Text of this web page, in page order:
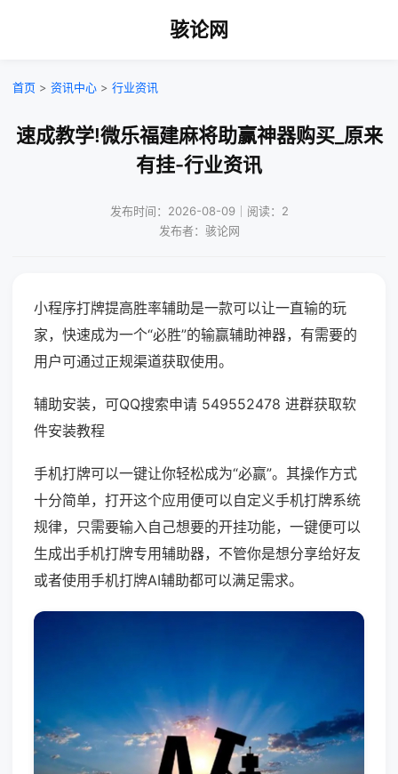
骇论网
首页 > 资讯中心 > 行业资讯
速成教学!微乐福建麻将助赢神器购买_原来
有挂-行业资讯
发布时间：2026-08-09｜阅读：2
发布者：骇论网
小程序打牌提高胜率辅助是一款可以让一直输的玩
家，快速成为一个“必胜”的输赢辅助神器，有需要的
用户可通过正规渠道获取使用。
辅助安装，可QQ搜索申请 549552478 进群获取软
件安装教程
手机打牌可以一键让你轻松成为“必赢”。其操作方式
十分简单，打开这个应用便可以自定义手机打牌系统
规律，只需要输入自己想要的开挂功能，一键便可以
生成出手机打牌专用辅助器，不管你是想分享给好友
或者使用手机打牌AI辅助都可以满足需求。